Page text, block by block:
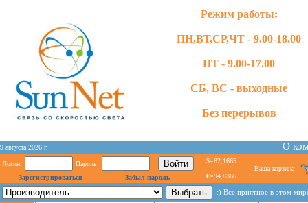
Режим работы:
ПН,ВТ,СР,ЧТ - 9.00-18.00
ПТ - 9.00-17.00
СБ, ВС - выходные
Без перерывов
9 августа 2026 г. О
Логин:
Пароль:
Зарегистрироваться
Забыл пароль
$=82,1665
€=94,8366
Ваша корзина
:) Все приятное в этом